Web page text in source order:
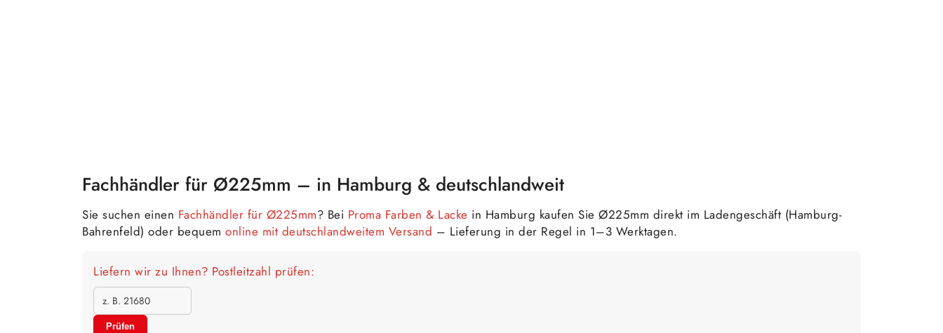
Fachhändler für Ø225mm – in Hamburg & deutschlandweit
Sie suchen einen Fachhändler für Ø225mm? Bei Proma Farben & Lacke in Hamburg kaufen Sie Ø225mm direkt im Ladengeschäft (Hamburg-
Bahrenfeld) oder bequem online mit deutschlandweitem Versand – Lieferung in der Regel in 1–3 Werktagen.
Liefern wir zu Ihnen? Postleitzahl prüfen:
Prüfen